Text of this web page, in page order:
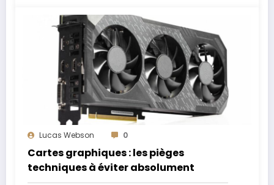
Lucas Webson 0
Cartes graphiques : les pièges
techniques à éviter absolument